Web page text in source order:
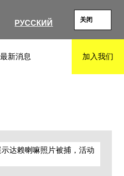
РУССКИЙ 关闭
最新消息 加入我们
达赖喇嘛照片被捕，活动